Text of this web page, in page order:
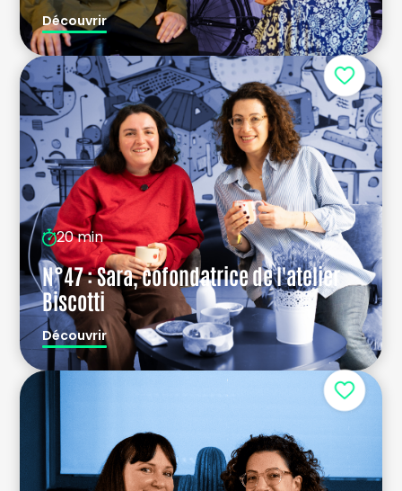
Découvrir
20 min
N°47 : Sara, cofondatrice de l'atelier
Biscotti
Découvrir